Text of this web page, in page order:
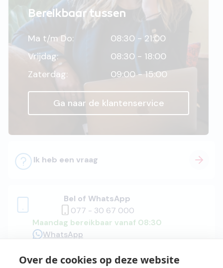
Over de cookies op deze website
Bereikbaar tussen
Ma t/m Do:
08:30 - 21:00
Vrijdag:
08:30 - 18:00
Zaterdag:
09:00 - 15:00
Ga naar de klantenservice
Ik heb een vraag
Bel of WhatsApp
077 - 30 67 000
Maandag bereikbaar vanaf 08:30
WhatsApp